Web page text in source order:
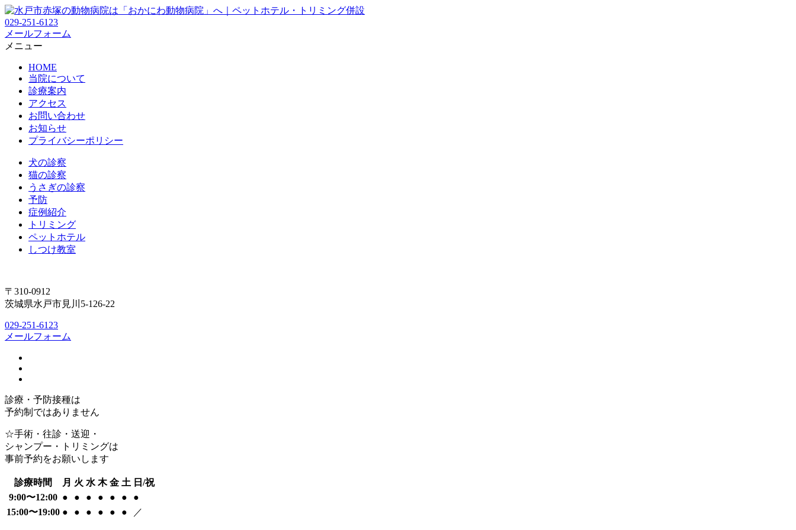
029-251-6123
メールフォーム
メニュー
HOME
当院について
診療案内
アクセス
お問い合わせ
お知らせ
プライバシーポリシー
犬の診察
猫の診察
うさぎの診察
予防
症例紹介
トリミング
ペットホテル
しつけ教室
〒310-0912
茨城県水戸市見川5-126-22
029-251-6123
メールフォーム
診療・予防接種は
予約制ではありません
☆手術・往診・送迎・
シャンプー・トリミングは
事前予約をお願いします
診療時間 月 火 水 木 金 土 日/祝
9:00〜12:00 ● ● ● ● ● ●
●
15:00〜19:00 ● ● ● ● ● ● ／